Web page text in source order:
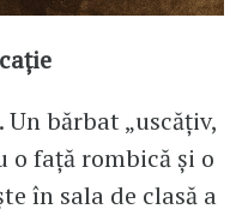
bărbat „uscățiv,
o față rombică și o
în sala de clasă a